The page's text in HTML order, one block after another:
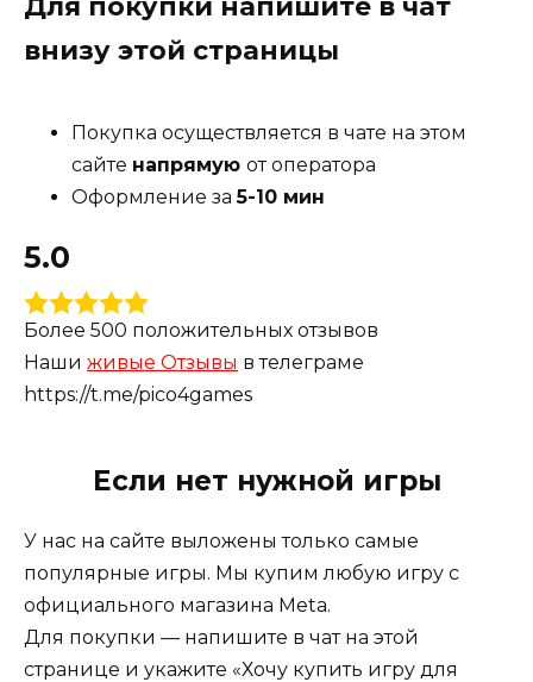
ландшафта.
Графика выполнена на высшем уровне,
создавая крутую атмосферу гольф-полей с
природными эффектами. Также, игра может
включать различные погодные условия и
время суток, что добавляет разнообразие в
игровой процесс.
желающих улучшить свои навыки, так и для
мирами гольфа в увлекательной и доступной
форме. Эта игра предлагает отличный способ
расслабиться и насладиться игровым
процессом, не выходя из дома.
внизу этой страницы
Покупка осуществляется в чате на этом
сайте напрямую от оператора
Оформление за5-10 мин
5.0
Более 500 положительных отзывов
Наши живые Отзывы в телеграме
https://t.me/pico4games
Если нет нужной игры
У нас на сайте выложены только самые
популярные игры. Мы купим любую игру с
официального магазина Meta.
Для покупки — напишите в чат на этой
странице и укажите «Хочу купить игру для